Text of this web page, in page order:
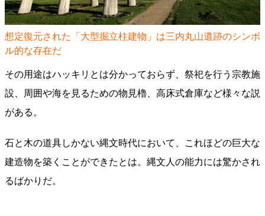
想定復元された「大型掘立柱建物」は三内丸山遺跡のシンボ
ル的な存在だ
その用途はハッキリとは分かっておらず、祭祀を行う宗教施
設、周囲や海を見るための物見櫓、高床式倉庫など様々な説
がある。
石と木の道具しかない縄文時代において、これほどの巨大な
建造物を築くことができたとは。縄文人の能力には驚かされ
るばかりだ。